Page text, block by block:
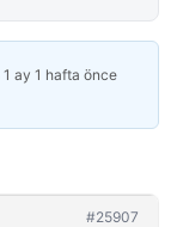
1 ay 1 hafta önce
#25907